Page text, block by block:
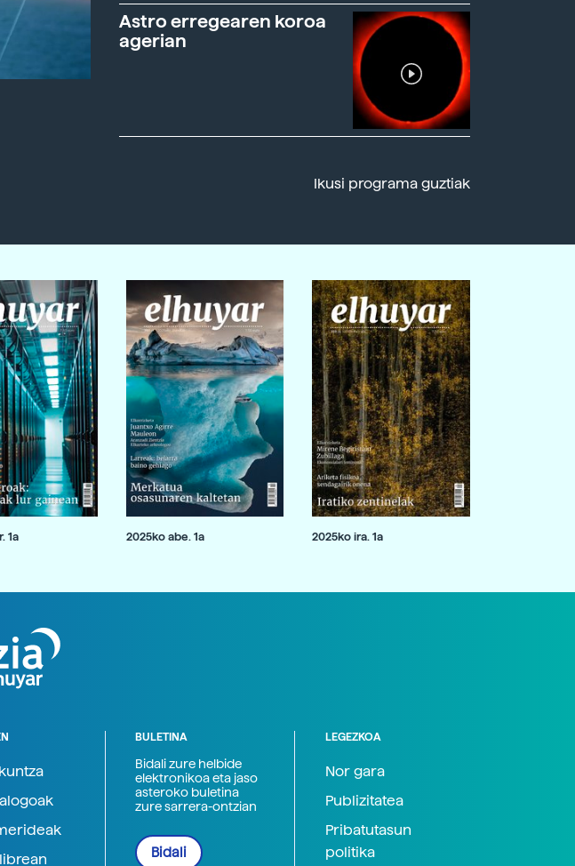
Astro erregearen koroa
agerian
Ikusi programa guztiak
1a 2025ko abe. 1a 2025ko ira. 1a
BULETINA
Bidali zure helbide
elektronikoa eta jaso
asteroko buletina
zure sarrera-ontzian
Bidali
LEGEZKOA
Nor gara
Publizitatea
Pribatutasun
politika